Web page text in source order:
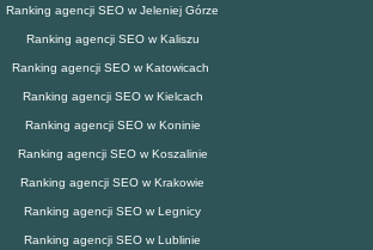
Ranking agencji SEO w Jeleniej Górze
Ranking agencji SEO w Kaliszu
Ranking agencji SEO w Katowicach
Ranking agencji SEO w Kielcach
Ranking agencji SEO w Koninie
Ranking agencji SEO w Koszalinie
Ranking agencji SEO w Krakowie
Ranking agencji SEO w Legnicy
Ranking agencji SEO w Lublinie